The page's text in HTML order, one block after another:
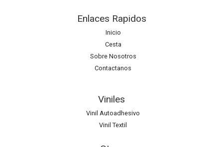
Enlaces Rapidos
Inicio
Cesta
Sobre Nosotros
Contactanos
Viniles
Vinil Autoadhesivo
Vinil Textil